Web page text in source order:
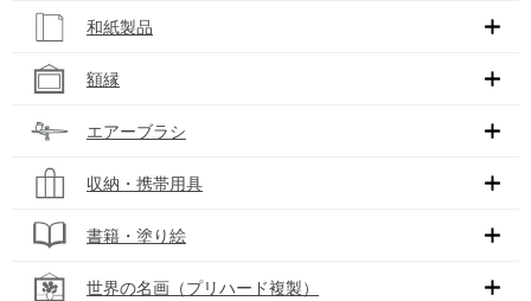
和紙製品
額縁
エアーブラシ
収納・携帯用具
書籍・塗り絵
世界の名画（プリハード複製）